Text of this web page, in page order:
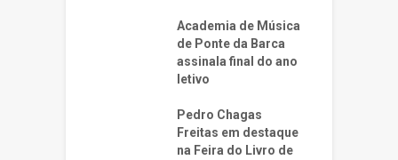
Academia de Música
de Ponte da Barca
assinala final do ano
letivo
Pedro Chagas
Freitas em destaque
na Feira do Livro de